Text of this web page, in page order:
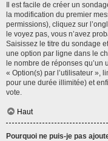
Il est facile de créer un
la modification du premier
permissions), cliquez sur
le voyez pas, vous n’avez
Saisissez le titre du sondage
une option par ligne dans le
le nombre de réponses
« Option(s) par l’utilisateur »,
pour une durée illimitée) et
vote.
Haut
Pourquoi ne puis-je pas